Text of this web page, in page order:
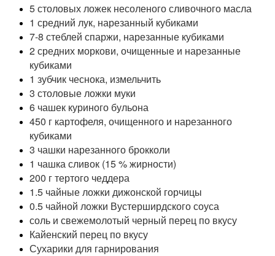
5 столовых ложек несоленого сливочного масла
1 средний лук, нарезанный кубиками
7-8 стеблей спаржи, нарезанные кубиками
2 средних моркови, очищенные и нарезанные
кубиками
1 зубчик чеснока, измельчить
3 столовые ложки муки
6 чашек куриного бульона
450 г картофеля, очищенного и нарезанного
кубиками
3 чашки нарезанного брокколи
1 чашка сливок (15 % жирности)
200 г тертого чеддера
1.5 чайные ложки дижонской горчицы
0.5 чайной ложки Вустерширдского соуса
соль и свежемолотый черный перец по вкусу
Кайенский перец по вкусу
Сухарики для гарнирования